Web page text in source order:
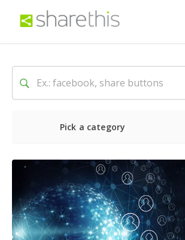
Pick a category
Lo último Social